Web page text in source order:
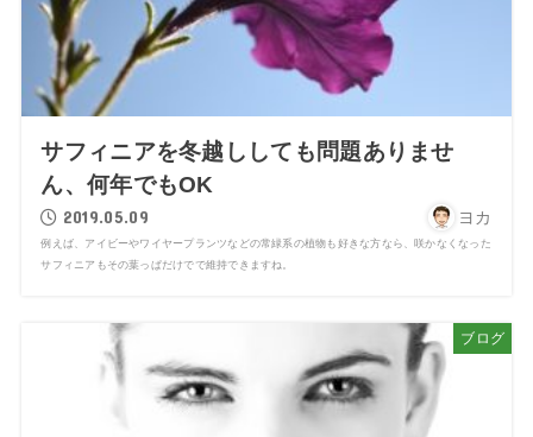
サフィニアを冬越ししても問題ありませ
ん、何年でもOK
2019.05.09 ヨカ
例えば、アイビーやワイヤープランツなどの常緑系の植物も好きな方なら、咲かなくなった
サフィニアもその葉っぱだけでで維持できますね。
ブログ